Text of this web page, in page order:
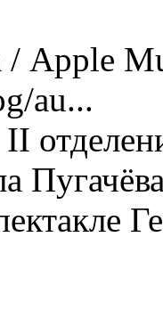
Apple
au...